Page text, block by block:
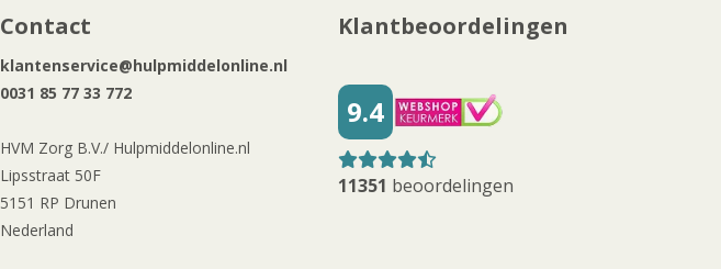
Contact
klantenservice@hulpmiddelonline.nl
0031 85 77 33 772
HVM Zorg B.V./ Hulpmiddelonline.nl
Lipsstraat 50F
5151 RP Drunen
Nederland
Klantbeoordelingen
9.4
11351 beoordelingen